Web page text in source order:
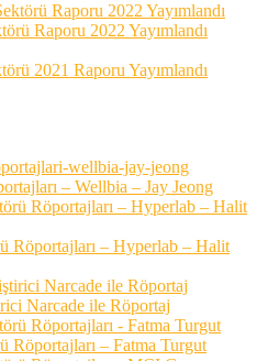
Raporu 2022 Yayımlandı
2021 Raporu Yayımlandı
– Wellbia – Jay Jeong
Röportajları – Hyperlab – Halit
Narcade ile Röportaj
Röportajları – Fatma Turgut